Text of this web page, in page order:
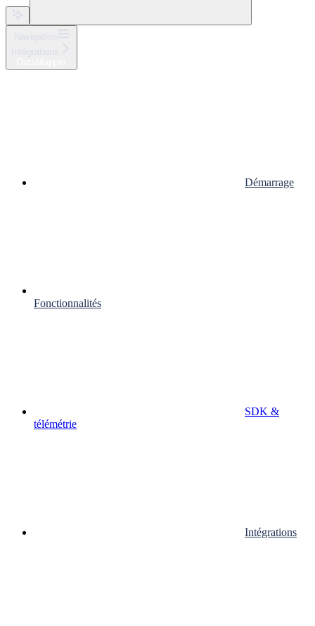
Démarrage
Fonctionnalités
SDK &
télémétrie
Intégrations